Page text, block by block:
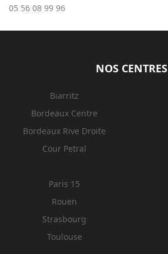
05 56 08 99 96
NOS CENTRES
Biarritz
Bordeaux Centre
Bordeaux Rive Droite
Cour Petral
Paris 15
Rouen
Strasbourg
Toulouse